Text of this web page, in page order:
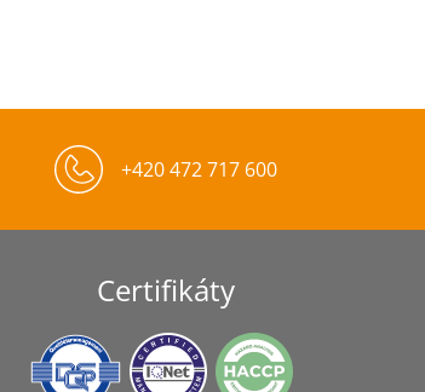
+420 472 717 600
Certifikáty